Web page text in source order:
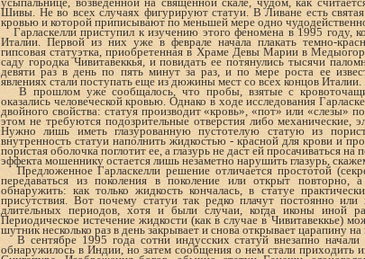
Шивы. Не во всех случаях фигурируют статуи. В Ливане есть
кровью и которой приписывают по меньшей мере одно
Гарласкелли приступил к изучению этого феномена в 1995 году,
Италии. Первой из них уже в феврале начала плакать темно-
гипсовая статуэтка, приобретенная в Храме Девы Марии в
саду городка Чивитавеккья, и повидать ее потянулись тысячи
девяти раз в день по пять минут за раз, и по мере роста ее
явлениях стали поступать еще из дюжины мест со всех концов Италии.
В прошлом уже сообщалось, что пробы, взятые с
оказались человеческой кровью. Однако в ходе исследования
двойного свойства: статуя производит «кровь», «пот» или «слезы»
этом не требуются подозрительные отверстия либо механические,
Нужно лишь иметь глазурованную пустотелую статую из
внутренность статуи наполнить жидкостью - красной для крови и
пористая оболочка поглотит ее, а глазурь не даст ей просачиваться
эффекта мошеннику остается лишь незаметно нарушить глазурь,
Предложенное Гарласкелли решение отличается простотой
передаваться из поколения в поколение или открыт повторно,
обнаружить: как только жидкость кончалась, в статуе
присутствия. Вот почему статуи так редко плачут постоянно
длительных периодов, хотя и были случаи, когда иконы иной
Периодическое истечение жидкости (как в случае в Чивитавеккье)
шутник несколько раз в день закрывает и снова открывает царапину на
В сентябре 1995 года сотни индусских статуй внезапно
обнаружилось в Индии, но затем сообщения о нем стали приходить